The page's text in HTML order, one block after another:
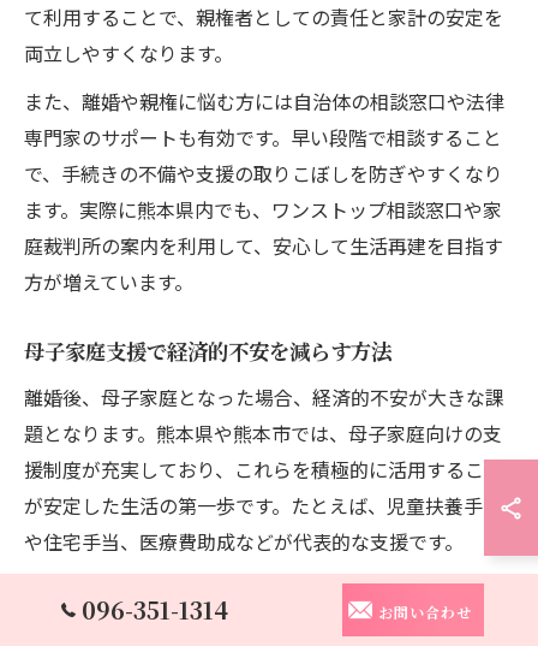
て利用することで、親権者としての責任と家計の安定を
両立しやすくなります。
また、離婚や親権に悩む方には自治体の相談窓口や法律
専門家のサポートも有効です。早い段階で相談すること
で、手続きの不備や支援の取りこぼしを防ぎやすくなり
ます。実際に熊本県内でも、ワンストップ相談窓口や家
庭裁判所の案内を利用して、安心して生活再建を目指す
方が増えています。
母子家庭支援で経済的不安を減らす方法
離婚後、母子家庭となった場合、経済的不安が大きな課
題となります。熊本県や熊本市では、母子家庭向けの支
援制度が充実しており、これらを積極的に活用すること
が安定した生活の第一歩です。たとえば、児童扶養手当
や住宅手当、医療費助成などが代表的な支援です。
児童扶養手当は、子どもを養育する母親（または父親）
に支給されるもので、所得や子どもの人数によって支給
096-351-1314 お問い合わせ